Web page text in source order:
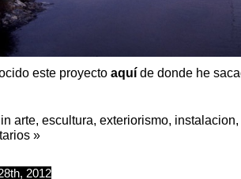
este proyecto aquí de donde he
arte, escultura, exteriorismo, instalacion,
»
2012